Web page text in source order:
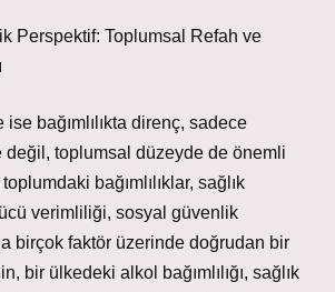
Perspektif: Toplumsal Refah ve
bağımlılıkta direnç, sadece
değil, toplumsal düzeyde de önemli
bağımlılıklar, sağlık
verimliliği, sosyal güvenlik
birçok faktör üzerinde doğrudan bir
bir ülkedeki alkol bağımlılığı, sağlık